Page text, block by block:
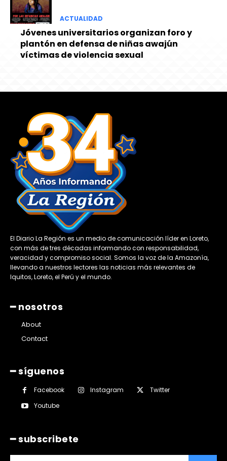
ACTUALIDAD
Jóvenes universitarios organizan foro y
plantón en defensa de niñas awajún
víctimas de violencia sexual
El Diario La Región es un medio de comunicación líder en Loreto,
con más de tres décadas informando con responsabilidad,
veracidad y compromiso social. Somos la voz de la Amazonía,
llevando a nuestros lectores las noticias más relevantes de
Iquitos, Loreto, el Perú y el mundo.
━ nosotros
About
Contact
━ síguenos
Facebook Instagram
Twitter
Youtube
━ subscribete